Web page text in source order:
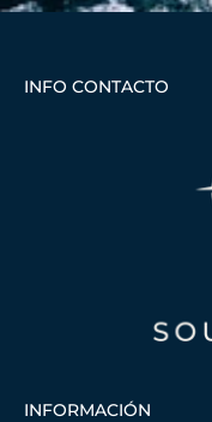
INFO CONTACTO
INFORMACIÓN